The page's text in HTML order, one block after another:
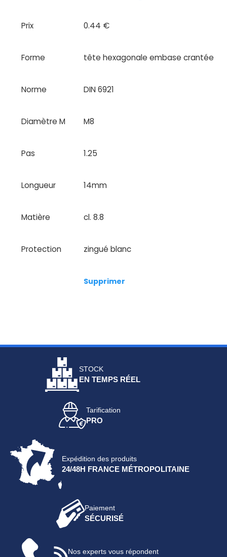
panier
Prix 0.44 €
Forme tête hexagonale embase crantée
Norme DIN 6921
Diamètre M M8
Pas 1.25
Longueur 14mm
Matière cl. 8.8
Protection zingué blanc
Supprimer
STOCK
EN TEMPS RÉEL
Tarification
PRO
Expédition des produits
24/48H FRANCE MÉTROPOLITAINE
Paiement
SÉCURISÉ
Nos experts vous répondent